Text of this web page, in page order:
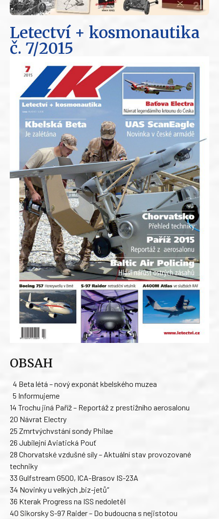
Letectví + kosmonautika
č. 7/2015
OBSAH
4 Beta létá – nový exponát kbelského muzea
5 Informujeme
14 Trochu jiná Paříž – Reportáž z prestižního aerosalonu
20 Návrat Electry
25 Zmrtvýchvstání sondy Philae
26 Jubilejní Aviatická Pouť
28 Chorvatské vzdušné síly – Aktuální stav provozované
techniky
33 Gulfstream G500, ICA-Brasov IS-23A
34 Novinky u velkých „biz-jetů“
36 Kterak Progress na ISS nedoletěl
40 Sikorsky S-97 Raider – Do budoucna s nejistotou